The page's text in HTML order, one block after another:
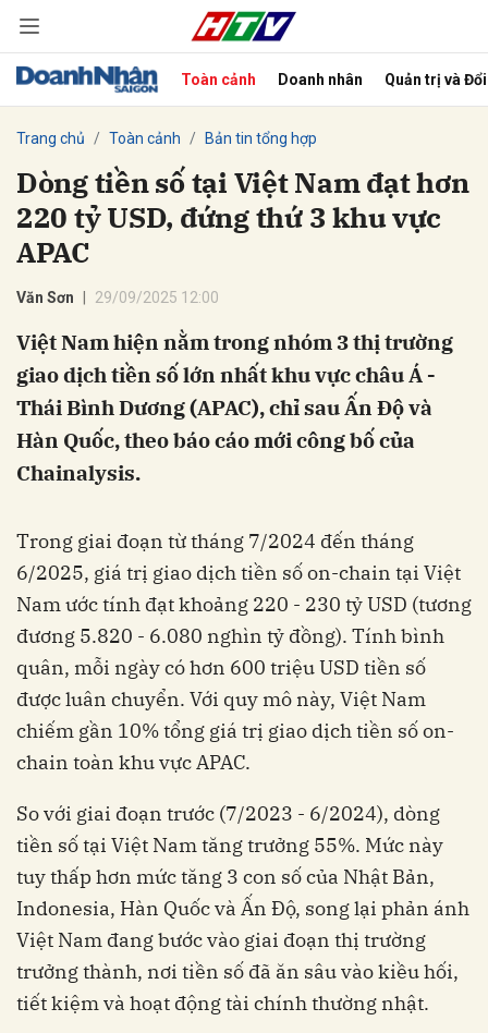
Toàn cảnh Doanh nhân Quản trị và
Trang chủ Toàn cảnh Bản tin tổng hợp
Dòng tiền số tại Việt Nam đạt hơn
220 tỷ USD, đứng thứ 3 khu vực
APAC
Văn Sơn 29/09/2025 12:00
Việt Nam hiện nằm trong nhóm 3 thị trường
giao dịch tiền số lớn nhất khu vực châu Á -
Thái Bình Dương (APAC), chỉ sau Ấn Độ và
Hàn Quốc, theo báo cáo mới công bố của
Chainalysis.
Trong giai đoạn từ tháng 7/2024 đến tháng
6/2025, giá trị giao dịch tiền số on-chain tại Việt
Nam ước tính đạt khoảng 220 - 230 tỷ USD (tương
đương 5.820 - 6.080 nghìn tỷ đồng). Tính bình
quân, mỗi ngày có hơn 600 triệu USD tiền số
được luân chuyển. Với quy mô này, Việt Nam
chiếm gần 10% tổng giá trị giao dịch tiền số on-
chain toàn khu vực APAC.
So với giai đoạn trước (7/2023 - 6/2024), dòng
tiền số tại Việt Nam tăng trưởng 55%. Mức này
tuy thấp hơn mức tăng 3 con số của Nhật Bản,
Indonesia, Hàn Quốc và Ấn Độ, song lại phản ánh
Việt Nam đang bước vào giai đoạn thị trường
trưởng thành, nơi tiền số đã ăn sâu vào kiều hối,
tiết kiệm và hoạt động tài chính thường nhật.
Hủy